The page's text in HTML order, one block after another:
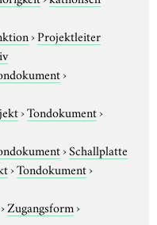
›Projektleiter
›
›Tondokument›
›Schallplatte
›Tondokument›
Zugangsform›